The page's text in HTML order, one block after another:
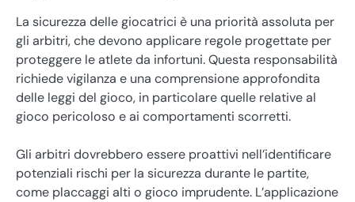
La sicurezza delle giocatrici è una priorità assoluta per
gli arbitri, che devono applicare regole progettate per
proteggere le atlete da infortuni. Questa responsabilità
richiede vigilanza e una comprensione approfondita
delle leggi del gioco, in particolare quelle relative al
gioco pericoloso e ai comportamenti scorretti.
Gli arbitri dovrebbero essere proattivi nell’identificare
potenziali rischi per la sicurezza durante le partite,
come placcaggi alti o gioco imprudente. L’applicazione